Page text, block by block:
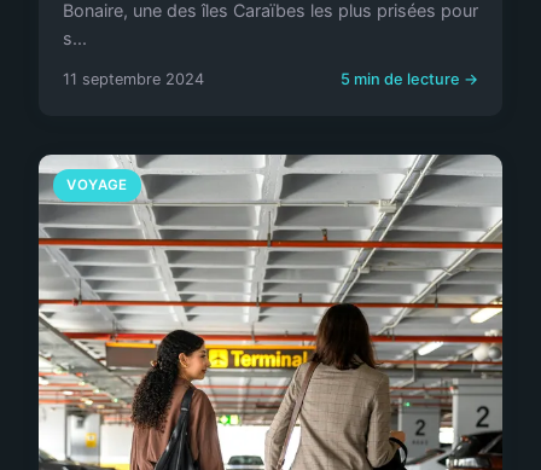
Bonaire, une des îles Caraïbes les plus prisées pour
s...
11 septembre 2024 5 min de lecture →
VOYAGE